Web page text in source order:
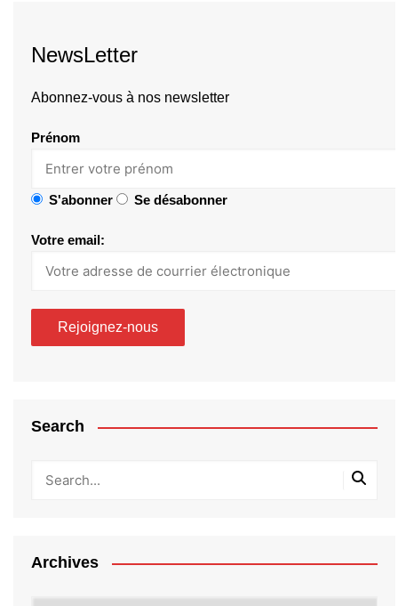
NewsLetter
Abonnez-vous à nos newsletter
Prénom
S'abonner Se désabonner
Votre email:
Search
Archives